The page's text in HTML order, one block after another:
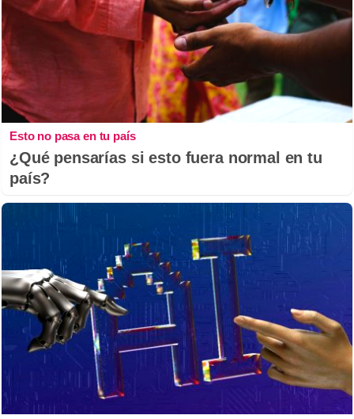
Esto no pasa en tu país
¿Qué pensarías si esto fuera normal en tu
país?